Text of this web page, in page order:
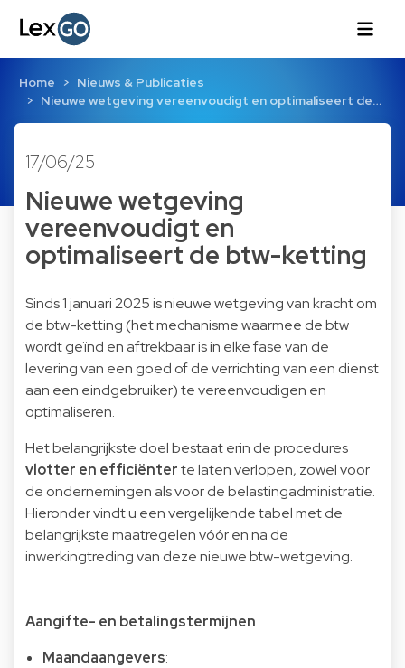
Home
Nieuws & Publicaties
Nieuwe wetgeving vereenvoudigt en optimaliseert de…
17/06/25
Nieuwe wetgeving
vereenvoudigt en
optimaliseert de btw-ketting
Sinds 1 januari 2025 is nieuwe wetgeving van kracht om
de btw-ketting (het mechanisme waarmee de btw
wordt geïnd en aftrekbaar is in elke fase van de
levering van een goed of de verrichting van een dienst
aan een eindgebruiker) te vereenvoudigen en
optimaliseren.
Het belangrijkste doel bestaat erin de procedures
vlotter en efficiënterte laten verlopen, zowel voor
de ondernemingen als voor de belastingadministratie.
Hieronder vindt u een vergelijkende tabel met de
belangrijkste maatregelen vóór en na de
inwerkingtreding van deze nieuwe btw-wetgeving.
Aangifte- en betalingstermijnen
Maandaangevers: